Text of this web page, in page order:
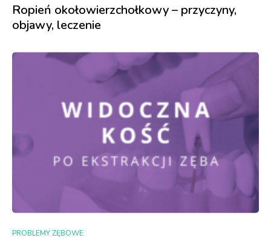
Ropień okołowierzchołkowy – przyczyny,
objawy, leczenie
PROBLEMY ZĘBOWE